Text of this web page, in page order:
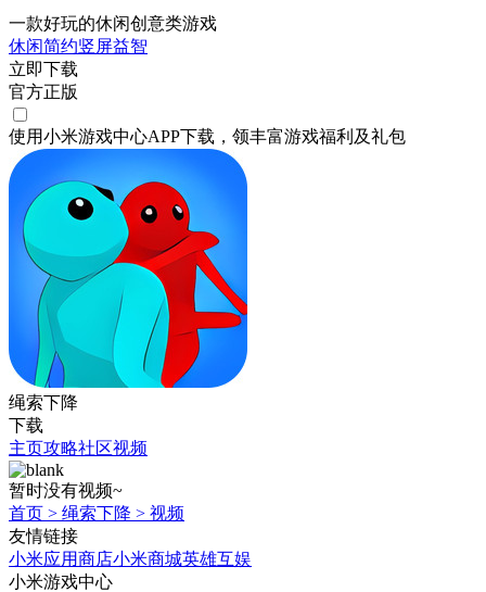
一款好玩的休闲创意类游戏
休闲简约竖屏益智
立即下载
官方正版
使用小米游戏中心APP下载 ，领丰富游戏福利 及礼包
绳索下降
下载
主页攻略社区视频
暂时没有视频~
首页 > 绳索下降 > 视频
友情链接
小米应用商店小米商城英雄互娱
小米游戏中心